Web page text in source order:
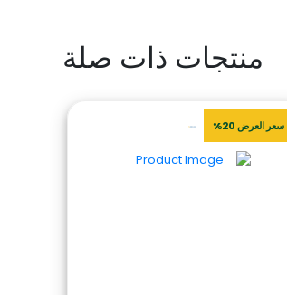
منتجات ذات صلة
سعر العرض 20%